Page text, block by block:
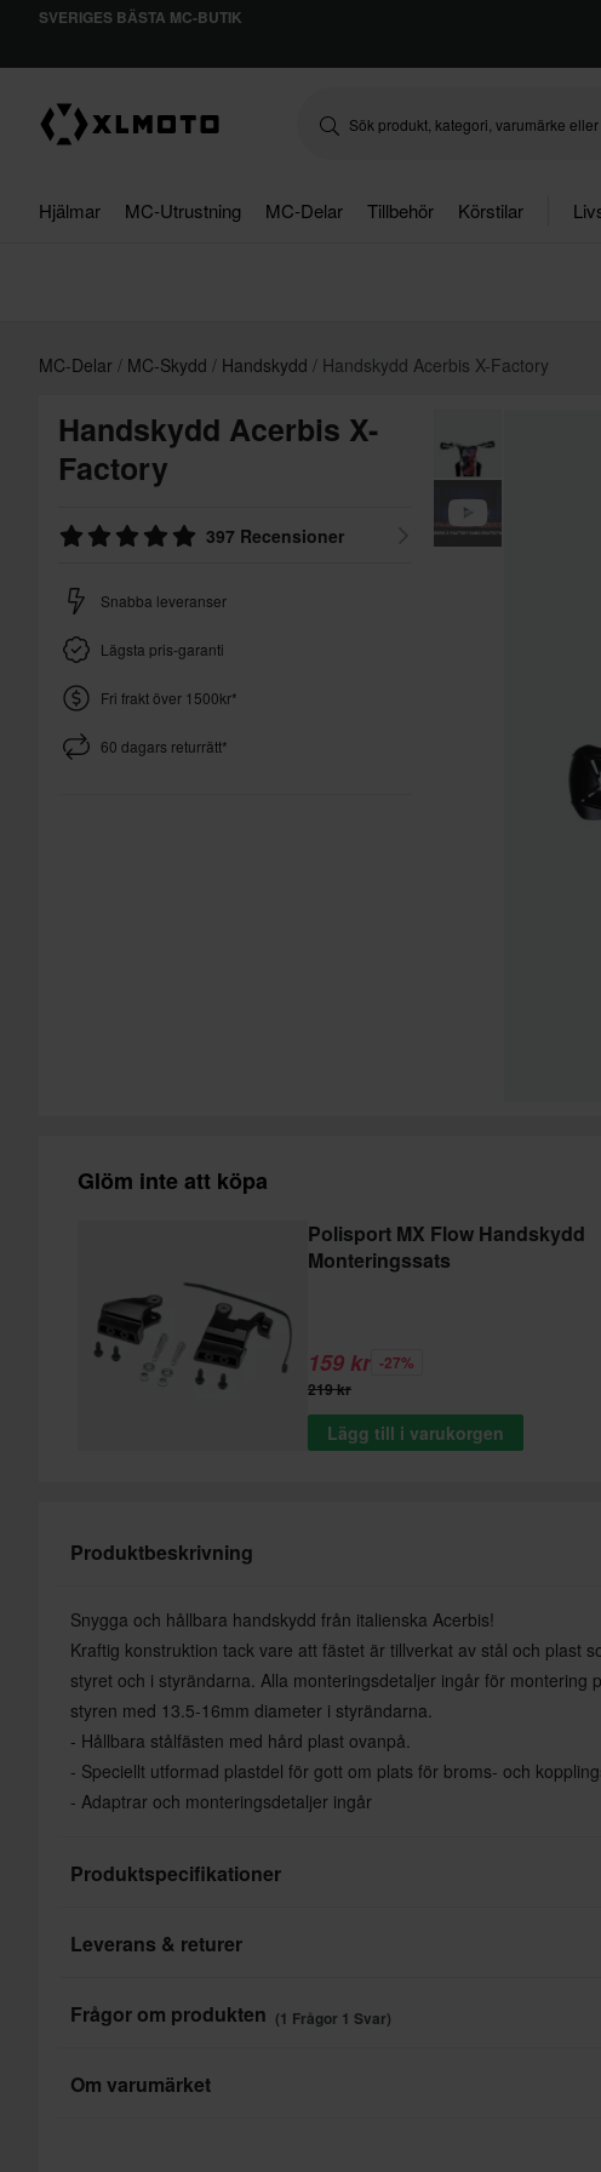
SVERIGES BÄSTA MC-BUTIK
Hjälmar MC-Utrustning MC-Delar Tillbehör Körstilar
MC-Delar MC-Skydd Handskydd Handskydd Acerbis X-Factory
Handskydd Acerbis X-
Factory
397 Recensioner
Snabba leveranser
Lägsta pris-garanti
Fri frakt över 1500kr*
60 dagars returrätt*
Glöm inte att köpa
Polisport MX Flow Handskydd
Monteringssats
159 kr -27%
219 kr
Lägg till i varukorgen
Produktbeskrivning
Snygga och hållbara handskydd från italienska Acerbis!
Kraftig konstruktion tack vare att fästet är tillverkat av stål och plast
styret och i styrändarna. Alla monteringsdetaljer ingår för montering
styren med 13.5-16mm diameter i styrändarna.
- Hållbara stålfästen med hård plast ovanpå.
- Speciellt utformad plastdel för gott om plats för broms- och
- Adaptrar och monteringsdetaljer ingår
Produktspecifikationer
Varumärke
Leverans & returer
Denna produkt är redo att skickas till dig inom undefined dagar.
leveranstiden för hela beställningen i kassan innan du slutför köpet.
Frågor om produkten (1 Frågor 1 Svar)
A AndreasVerifierad recensent
Om varumärket